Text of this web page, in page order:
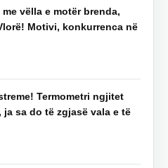
vëlla e motër brenda,
Motivi, konkurrenca në
Termometri ngjitet
ja sa do të zgjasë vala e të